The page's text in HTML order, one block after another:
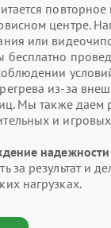
центре.
или
из-за
Мы также
и
за результат и
нагрузках.